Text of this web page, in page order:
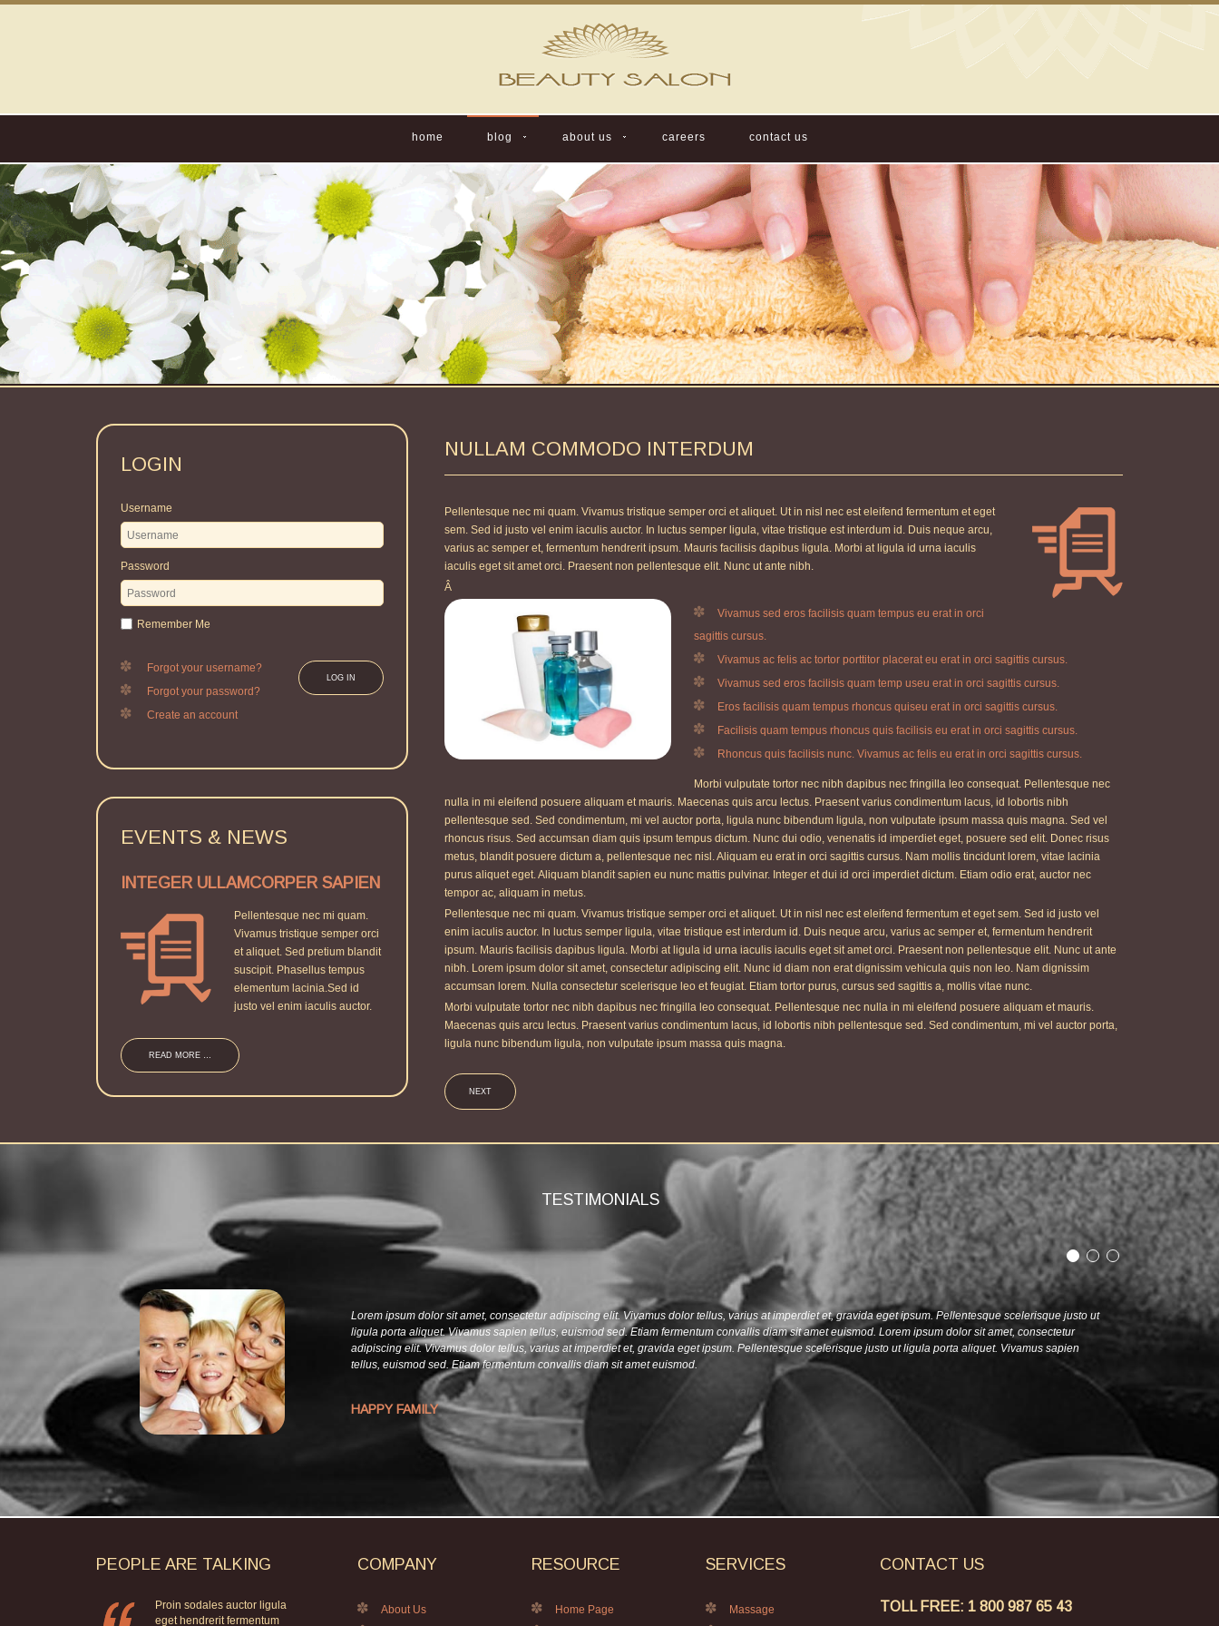
home blog about us careers contact us
LOGIN
Username
Password
Remember Me
LOG IN
Forgot your username?
Forgot your password?
Create an account
EVENTS & NEWS
INTEGER ULLAMCORPER SAPIEN
Pellentesque nec mi quam.
Vivamus tristique semper orci
et aliquet. Sed pretium blandit
suscipit. Phasellus tempus
elementum lacinia.Sed id
justo vel enim iaculis auctor.
READ MORE …
NULLAM COMMODO INTERDUM
Pellentesque nec mi quam. Vivamus tristique semper orci et aliquet. Ut in nisl nec est eleifend fermentum et eget
sem. Sed id justo vel enim iaculis auctor. In luctus semper ligula, vitae tristique est interdum id. Duis neque arcu,
varius ac semper et, fermentum hendrerit ipsum. Mauris facilisis dapibus ligula. Morbi at ligula id urna iaculis
iaculis eget sit amet orci. Praesent non pellentesque elit. Nunc ut ante nibh.
Â
Vivamus sed eros facilisis quam tempus eu erat in orci
sagittis cursus.
Vivamus ac felis ac tortor porttitor placerat eu erat in orci sagittis cursus.
Vivamus sed eros facilisis quam temp useu erat in orci sagittis cursus.
Eros facilisis quam tempus rhoncus quiseu erat in orci sagittis cursus.
Facilisis quam tempus rhoncus quis facilisis eu erat in orci sagittis cursus.
Rhoncus quis facilisis nunc. Vivamus ac felis eu erat in orci sagittis cursus.
Morbi vulputate tortor nec nibh dapibus nec fringilla leo consequat. Pellentesque nec
nulla in mi eleifend posuere aliquam et mauris. Maecenas quis arcu lectus. Praesent varius condimentum lacus, id lobortis nibh
pellentesque sed. Sed condimentum, mi vel auctor porta, ligula nunc bibendum ligula, non vulputate ipsum massa quis magna. Sed vel
rhoncus risus. Sed accumsan diam quis ipsum tempus dictum. Nunc dui odio, venenatis id imperdiet eget, posuere sed elit. Donec risus
metus, blandit posuere dictum a, pellentesque nec nisl. Aliquam eu erat in orci sagittis cursus. Nam mollis tincidunt lorem, vitae lacinia
purus aliquet eget. Aliquam blandit sapien eu nunc mattis pulvinar. Integer et dui id orci imperdiet dictum. Etiam odio erat, auctor nec
tempor ac, aliquam in metus.
Pellentesque nec mi quam. Vivamus tristique semper orci et aliquet. Ut in nisl nec est eleifend fermentum et eget sem. Sed id justo vel
enim iaculis auctor. In luctus semper ligula, vitae tristique est interdum id. Duis neque arcu, varius ac semper et, fermentum hendrerit
ipsum. Mauris facilisis dapibus ligula. Morbi at ligula id urna iaculis iaculis eget sit amet orci. Praesent non pellentesque elit. Nunc ut ante
nibh. Lorem ipsum dolor sit amet, consectetur adipiscing elit. Nunc id diam non erat dignissim vehicula quis non leo. Nam dignissim
accumsan lorem. Nulla consectetur scelerisque leo et feugiat. Etiam tortor purus, cursus sed sagittis a, mollis vitae nunc.
Morbi vulputate tortor nec nibh dapibus nec fringilla leo consequat. Pellentesque nec nulla in mi eleifend posuere aliquam et mauris.
Maecenas quis arcu lectus. Praesent varius condimentum lacus, id lobortis nibh pellentesque sed. Sed condimentum, mi vel auctor porta,
ligula nunc bibendum ligula, non vulputate ipsum massa quis magna.
NEXT
TESTIMONIALS
Lorem ipsum dolor sit amet, consectetur adipiscing elit. Vivamus dolor tellus, varius at imperdiet et, gravida eget ipsum. Pellentesque scelerisque justo ut
ligula porta aliquet. Vivamus sapien tellus, euismod sed. Etiam fermentum convallis diam sit amet euismod. Lorem ipsum dolor sit amet, consectetur
adipiscing elit. Vivamus dolor tellus, varius at imperdiet et, gravida eget ipsum. Pellentesque scelerisque justo ut ligula porta aliquet. Vivamus sapien
tellus, euismod sed. Etiam fermentum convallis diam sit amet euismod.
HAPPY FAMILY
PEOPLE ARE TALKING
Proin sodales auctor ligula
eget hendrerit fermentum
COMPANY
About Us
RESOURCE
Home Page
SERVICES
Massage
CONTACT US
TOLL FREE: 1 800 987 65 43